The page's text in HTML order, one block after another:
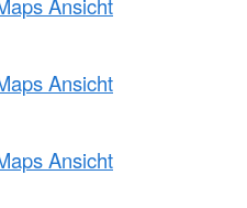
Ansicht
Ansicht